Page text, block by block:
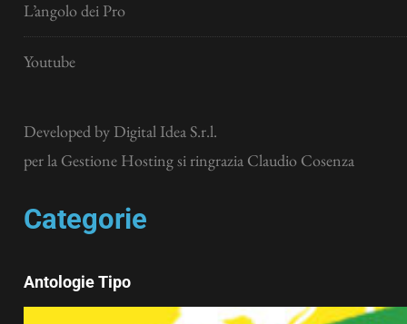
L’angolo dei Pro
Youtube
Developed by Digital Idea S.r.l.
per la Gestione Hosting si ringrazia Claudio Cosenza
Categorie
Antologie Tipo